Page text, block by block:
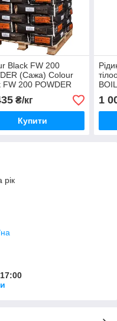
Black FW 200
(Сажа) Colour
FW 200 POWDER
₴/кг
Купити
1
рік